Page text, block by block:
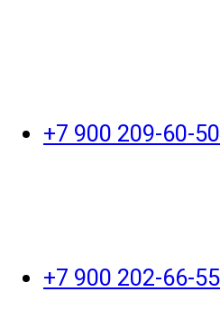
+7 900 209-60-
+7 900 202-66-